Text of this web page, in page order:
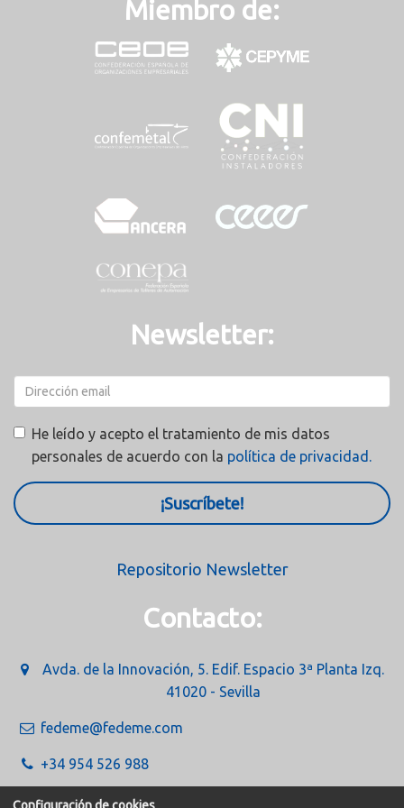
Miembro de:
Newsletter:
He leído y acepto el tratamiento de mis datos
personales de acuerdo con la política de privacidad.
¡Suscríbete!
Repositorio Newsletter
Contacto:
Avda. de la Innovación, 5. Edif. Espacio 3ª Planta Izq.
41020 - Sevilla
fedeme@fedeme.com
+34 954 526 988